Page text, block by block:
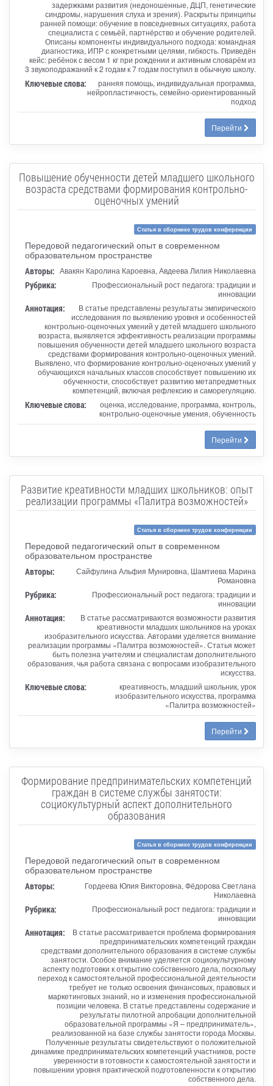
задержками развития (недоношенные, ДЦП, генетические
синдромы, нарушения слуха и зрения). Раскрыты принципы
ранней помощи: обучение в повседневных ситуациях, работа
специалиста с семьёй, партнёрство и обучение родителей.
Описаны компоненты индивидуального подхода: командная
диагностика, ИПР с конкретными целями, гибкость. Приведён
кейс: ребёнок с весом 1 кг при рождении и активным словарём из
3 звукоподражаний к 2 годам к 7 годам поступил в обычную школу.
Ключевые слова:
ранняя помощь, индивидуальная программа,
нейропластичность, семейно-ориентированный
подход
Перейти
Повышение обученности детей младшего школьного
возраста средствами формирования контрольно-
оценочных умений
Статья в сборнике трудов конференции
Передовой педагогический опыт в современном
образовательном пространстве
Авторы: Авакян Каролина Кароевна, Авдеева Лилия Николаевна
Рубрика:
Профессиональный рост педагога: традиции и
инновации
Аннотация:
В статье представлены результаты эмпирического
исследования по выявлению уровня и особенностей
контрольно-оценочных умений у детей младшего школьного
возраста, выявляется эффективность реализации программы
повышения обученности детей младшего школьного возраста
средствами формирования контрольно-оценочных умений.
Выявлено, что формирование контрольно-оценочных умений у
обучающихся начальных классов способствует повышению их
обученности, способствует развитию метапредметных
компетенций, включая рефлексию и саморегуляцию.
Ключевые слова:
оценка, исследование, программа, контроль,
контрольно-оценочные умения, обученность
Перейти
Развитие креативности младших школьников: опыт
реализации программы «Палитра возможностей»
Статья в сборнике трудов конференции
Передовой педагогический опыт в современном
образовательном пространстве
Авторы:
Сайфулина Альфия Мунировна, Шамтиева Марина
Романовна
Рубрика:
Профессиональный рост педагога: традиции и
инновации
Аннотация:
В статье рассматриваются возможности развития
креативности младших школьников на уроках
изобразительного искусства. Авторами уделяется внимание
реализации программы «Палитра возможностей». Статья может
быть полезна учителям и специалистам дополнительного
образования, чья работа связана с вопросами изобразительного
искусства.
Ключевые слова:
креативность, младший школьник, урок
изобразительного искусства, программа
«Палитра возможностей»
Перейти
Формирование предпринимательских компетенций
граждан в системе службы занятости:
социокультурный аспект дополнительного
образования
Статья в сборнике трудов конференции
Передовой педагогический опыт в современном
образовательном пространстве
Авторы:
Гордеева Юлия Викторовна, Фёдорова Светлана
Николаевна
Рубрика:
Профессиональный рост педагога: традиции и
инновации
Аннотация:
В статье рассматривается проблема формирования
предпринимательских компетенций граждан
средствами дополнительного образования в системе службы
занятости. Особое внимание уделяется социокультурному
аспекту подготовки к открытию собственного дела, поскольку
переход к самостоятельной профессиональной деятельности
требует не только освоения финансовых, правовых и
маркетинговых знаний, но и изменения профессиональной
позиции человека. В статье представлены содержание и
результаты пилотной апробации дополнительной
образовательной программы «Я – предприниматель»,
реализованной на базе службы занятости города Москвы.
Полученные результаты свидетельствуют о положительной
динамике предпринимательских компетенций участников, росте
уверенности в готовности к самостоятельной занятости и
повышении уровня практической подготовленности к открытию
собственного дела.